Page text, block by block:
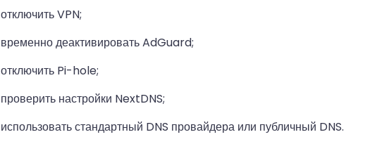
отключить VPN;
временно деактивировать AdGuard;
отключить Pi-hole;
проверить настройки NextDNS;
использовать стандартный DNS провайдера или публичный DNS.